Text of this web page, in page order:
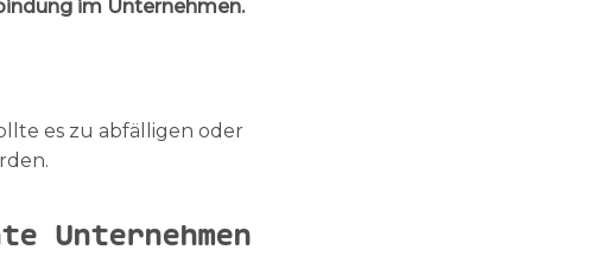
im Unternehmen.
es zu abfälligen oder
Unternehmen